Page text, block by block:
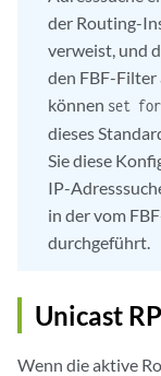
der Routing-
verweist, und
den FBF-Filter
können set
dieses
Sie diese
IP-
in der vom
durchgeführt.
Unicast
Wenn die aktive